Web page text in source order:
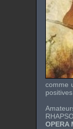
comme
OPERA